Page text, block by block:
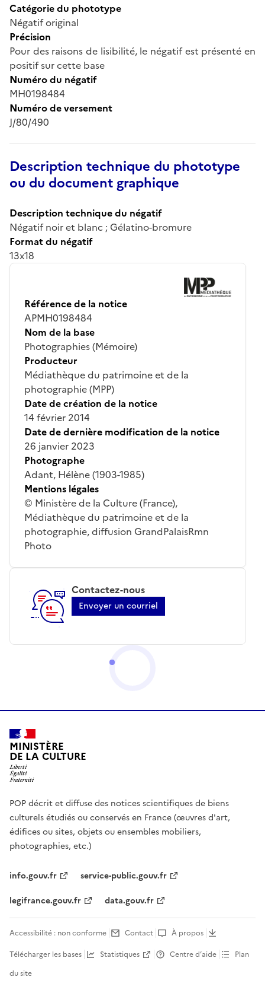
Catégorie du phototype
Négatif original
Précision
Pour des raisons de lisibilité, le négatif est présenté en
positif sur cette base
Numéro du négatif
MH0198484
Numéro de versement
J/80/490
Description technique du phototype
ou du document graphique
Description technique du négatif
Négatif noir et blanc ; Gélatino-bromure
Format du négatif
13x18
Référence de la notice
APMH0198484
Nom de la base
Photographies (Mémoire)
Producteur
Médiathèque du patrimoine et de la
photographie (MPP)
Date de création de la notice
14 février 2014
Date de dernière modification de la notice
26 janvier 2023
Photographe
Adant, Hélène (1903-1985)
Mentions légales
© Ministère de la Culture (France),
Médiathèque du patrimoine et de la
photographie, diffusion GrandPalaisRmn
Photo
Contactez-nous
Envoyer un courriel
MINISTÈRE
DE LA CULTURE
POP décrit et diffuse des notices scientifiques de biens
culturels étudiés ou conservés en France (œuvres d'art,
édifices ou sites, objets ou ensembles mobiliers,
photographies, etc.)
info.gouv.fr
service-public.gouv.fr
legifrance.gouv.fr
data.gouv.fr
Accessibilité : non conforme Contact
À propos
Télécharger les bases
Statistiques Centre d’aide
Plan
du site